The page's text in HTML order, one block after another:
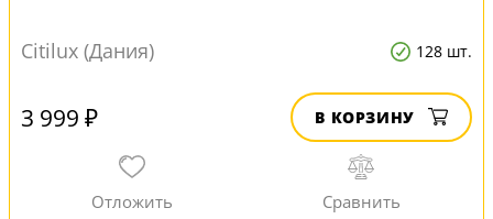
Citilux (Дания) 128 шт.
3 999 ₽ В КОРЗИНУ